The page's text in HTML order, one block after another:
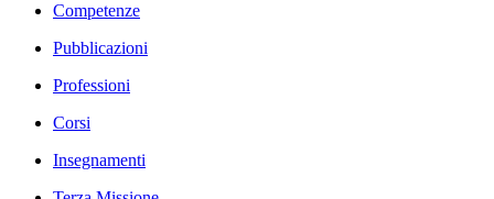
Competenze
Pubblicazioni
Professioni
Corsi
Insegnamenti